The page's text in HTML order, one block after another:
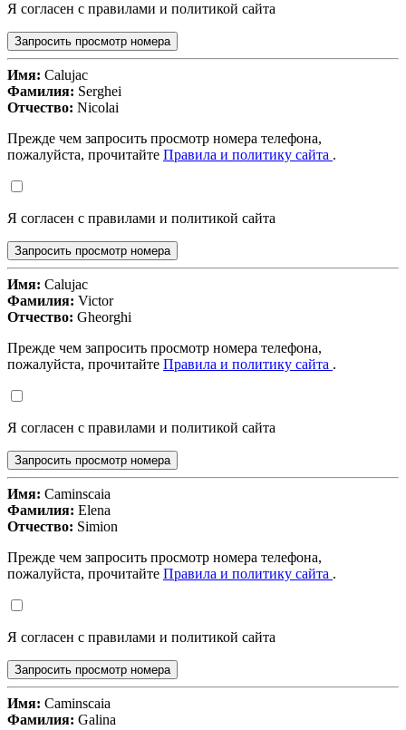
Я согласен с правилами и политикой сайта
Запросить просмотр номера
Имя: Calujac
Фамилия: Serghei
Отчество: Nicolai
Прежде чем запросить просмотр номера телефона,
пожалуйста, прочитайте Правила и политику сайта .
Я согласен с правилами и политикой сайта
Запросить просмотр номера
Имя: Calujac
Фамилия: Victor
Отчество: Gheorghi
Прежде чем запросить просмотр номера телефона,
пожалуйста, прочитайте Правила и политику сайта .
Я согласен с правилами и политикой сайта
Запросить просмотр номера
Имя: Caminscaia
Фамилия: Elena
Отчество: Simion
Прежде чем запросить просмотр номера телефона,
пожалуйста, прочитайте Правила и политику сайта .
Я согласен с правилами и политикой сайта
Запросить просмотр номера
Имя: Caminscaia
Фамилия: Galina